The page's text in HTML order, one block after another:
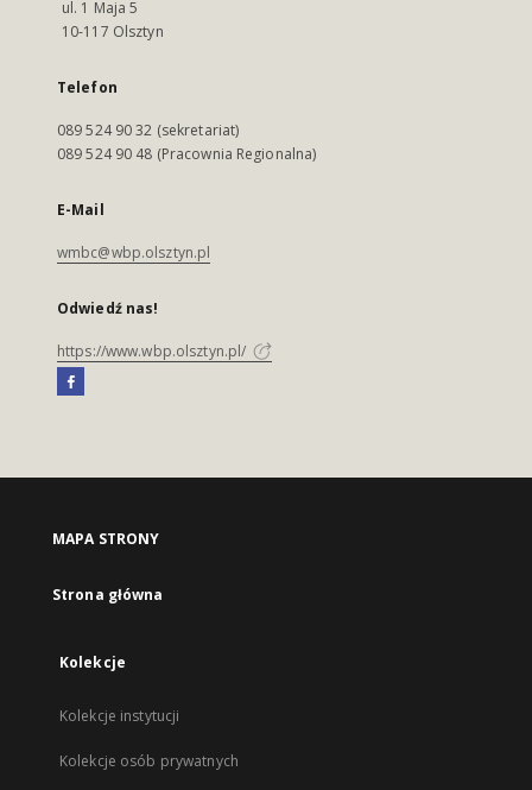
ul. 1 Maja 5
10-117 Olsztyn
Telefon
089 524 90 32 (sekretariat)
089 524 90 48 (Pracownia Regionalna)
E-Mail
wmbc@wbp.olsztyn.pl
Odwiedź nas!
https://www.wbp.olsztyn.pl/
MAPA STRONY
Strona główna
Kolekcje
Kolekcje instytucji
Kolekcje osób prywatnych